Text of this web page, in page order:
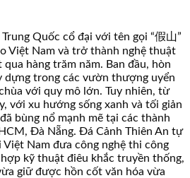
Quốc cổ đại với tên gọi “假山”
Việt Nam và trở thành nghệ thuật
hàng trăm năm. Ban đầu, hòn
dựng trong các vườn thượng uyển
với quy mô lớn. Tuy nhiên, từ
với xu hướng sống xanh và tối giản
bùng nổ mạnh mẽ tại các thành
Đà Nẵng. Đá Cảnh Thiên An tự
Nam đưa công nghệ thi công
kỹ thuật điêu khắc truyền thống,
giữ được hồn cốt văn hóa vừa